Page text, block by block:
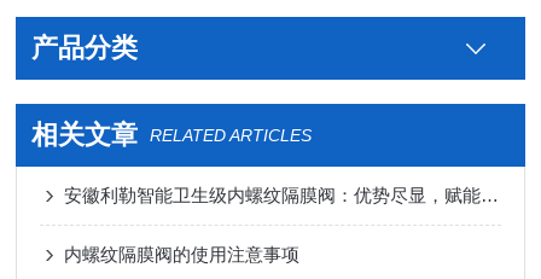
产品分类
相关文章 RELATED ARTICLES
安徽利勒智能卫生级内螺纹隔膜阀：优势尽显，赋能多元行业流体控制​
内螺纹隔膜阀的使用注意事项